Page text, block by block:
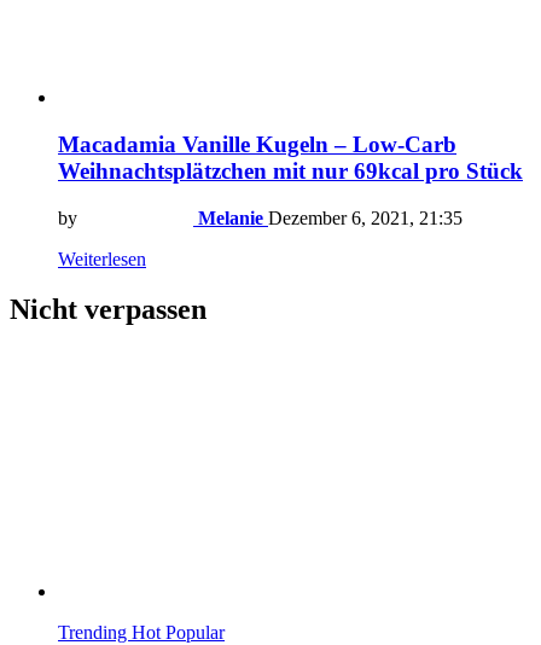
Macadamia Vanille Kugeln – Low-Carb
Weihnachtsplätzchen mit nur 69kcal pro Stück
by Melanie Dezember 6, 2021, 21:35
Weiterlesen
Nicht verpassen
Trending Hot Popular